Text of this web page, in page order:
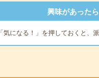
興味があった
「気になる！」を押しておくと、